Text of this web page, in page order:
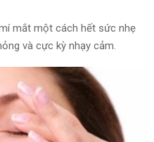
mắt một cách hết sức nhẹ
và cực kỳ nhạy cảm.